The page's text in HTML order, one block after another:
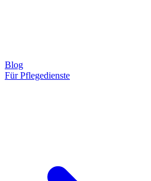
Blog
Für Pflegedienste